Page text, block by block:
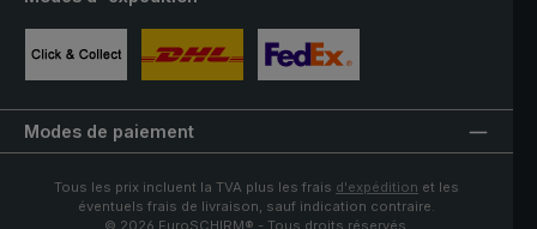
Modes de paiement
Tous les prix incluent la TVA plus les frais d'expédition et les
éventuels frais de livraison, sauf indication contraire.
© 2026 EuroSCHIRM® - Tous droits réservés.